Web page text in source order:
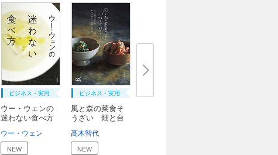
ビジネス・実用
ウー・ウェンの
迷わない食べ方
ウー・ウェン
NEW
ビジネス・実用
風と森の菜食そ
うざい 畑と台
髙木智代
NEW